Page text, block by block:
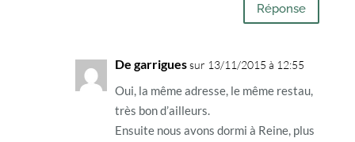
Réponse
De garriguessur 13/11/2015 à 12:55
Oui, la même adresse, le même restau,
très bon d’ailleurs.
Ensuite nous avons dormi à Reine, plus